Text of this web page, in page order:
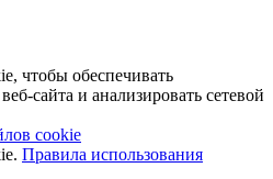
чтобы обеспечивать
сайта и анализировать сетевой
cookie
Правила использования